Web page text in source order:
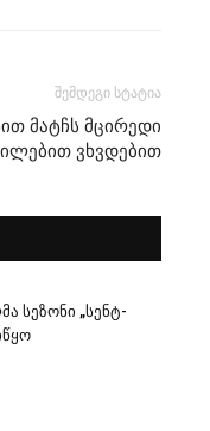
შემდეგი სტატია
მატჩს მცირედი
ვხვდებით
სეზონი „სენტ-